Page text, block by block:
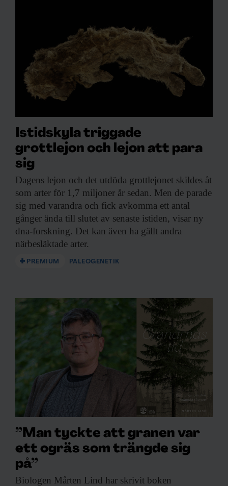
Istidskyla triggade
grottlejon och lejon att para
sig
Dagens lejon och det utdöda grottlejonet skildes åt
som arter för 1,7 miljoner år sedan. Men de parade
sig med varandra och fick avkomma ett antal
gånger ända till slutet av senaste istiden, visar ny
dna-forskning. Det kan även ha gällt andra
närbesläktade arter.
PREMIUM PALEOGENETIK
”Man tyckte att granen var
ett ogräs som trängde sig
på”
Biologen Mårten Lind har skrivit boken